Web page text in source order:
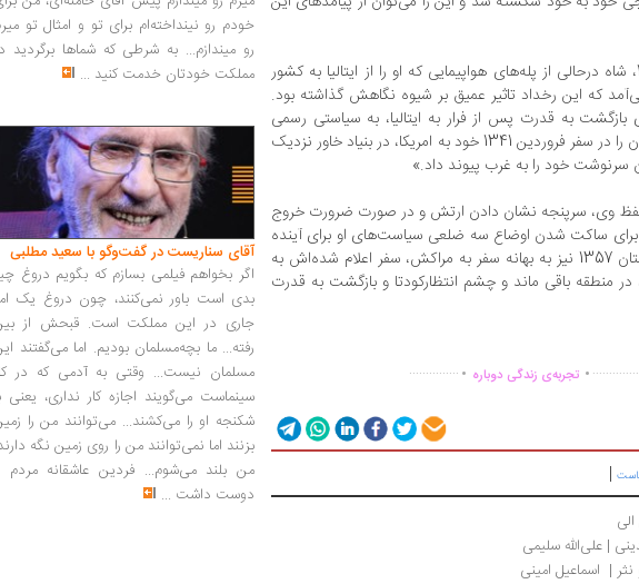
پس از 28 مرداد 1332، شاه درحالی از پله‌های هواپیمایی که او را از ایتالیا به کشور
می‌آمد که این رخداد تاثیر عمیق بر شیوه نگاهش گذاشته بود.
بازگشت به قدرت پس از فرار به ایتالیا، به سیاستی رسمی
تبدیل شد و حتی شاه آن را در سفر فروردین 1341 خود به امریکا، در بنیاد خاور نزدیک
سرنوشت خود را به غرب پیوند داد.»
حفظ وی، سرپنجه نشان دادن ارتش و در صورت ضرورت خروج
ساکت شدن اوضاع سه ضلعی سیاست‌های او برای آینده
بود. آنچنان که در زمستان 1357 نیز به بهانه سفر به مراکش، سفر اعلام شده‌اش به
در منطقه باقی ماند و چشم انتظارکودتا و بازگشت به قدرت
............... . تجربه‌ی زندگی دوباره . ..............
|
| علی‌الله سلیمی
|  اسماعیل امینی
خودم رو نینداخته‌ام برای تو و امثال تو
رو میندازم... به شرطی که شماها برگردید
مملکت خودتان خدمت کنید ...
آقای سناریست در گفت‌وگو با سعید مطلبی
اگر بخواهم فیلمی بسازم که بگویم دروغ
بدی است باور نمی‌کنند، چون دروغ یک
جاری در این مملکت است. قبحش از
رفته... ما بچه‌مسلمان بودیم. اما می‌گفتند
مسلمان نیست... وقتی به آدمی که در
سینماست می‌گویند اجازه کار نداری، یعنی
شکنجه او را می‌کشند... می‌توانند من را
بزنند اما نمی‌توانند من را روی زمین نگه
من بلند می‌شوم... فردین عاشقانه مردم
دوست داشت ...